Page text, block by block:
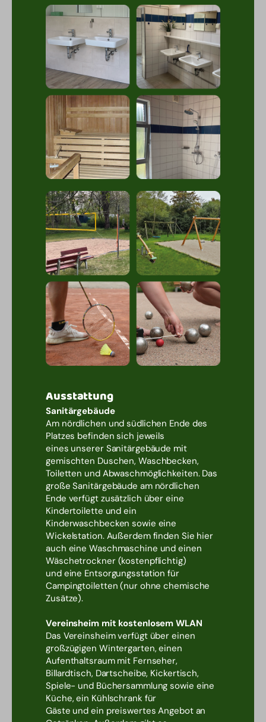
Ausstattung
Sanitärgebäude
Am nördlichen und südlichen Ende des
Platzes befinden sich jeweils
eines unserer Sanitärgebäude mit
gemischten Duschen, Waschbecken,
Toiletten und Abwaschmöglichkeiten. Das
große Sanitärgebäude am nördlichen
Ende verfügt zusätzlich über eine
Kindertoilette und ein
Kinderwaschbecken sowie eine
Wickelstation. Außerdem finden Sie hier
auch eine Waschmaschine und einen
Wäschetrockner (kostenpflichtig)
und eine Entsorgungsstation für
Campingtoiletten (nur ohne chemische
Zusätze).
Vereinsheim mit kostenlosem WLAN
Das Vereinsheim verfügt über einen
großzügigen Wintergarten, einen
Aufenthaltsraum mit Fernseher,
Billardtisch, Dartscheibe, Kickertisch,
Spiele- und Büchersammlung sowie eine
Küche, ein Kühlschrank für
Gäste und ein preiswertes Angebot an